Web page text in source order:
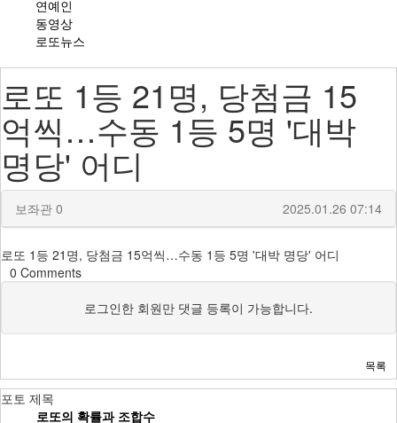
연예인
동영상
로또뉴스
로또 1등 21명, 당첨금 15
억씩…수동 1등 5명 '대박
명당' 어디
보좌관 0 2025.01.26 07:14
로또 1등 21명, 당첨금 15억씩…수동 1등 5명 '대박 명당' 어디
0 Comments
로그인한 회원만 댓글 등록이 가능합니다.
목록
포토 제목
로또의 확률과 조합수